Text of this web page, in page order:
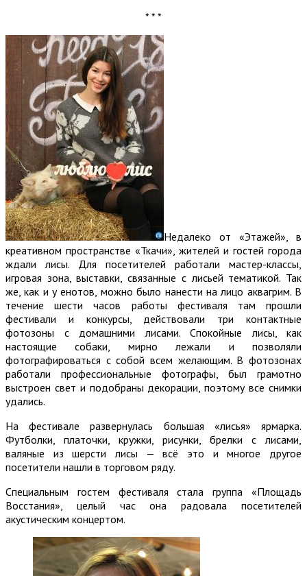
* * *
Недалеко от «Этажей», в
креативном пространстве «Ткачи», жителей и гостей города
ждали лисы. Для посетителей работали мастер-классы,
игровая зона, выставки, связанные с лисьей тематикой. Так
же, как и у енотов, можно было нанести на лицо аквагрим. В
течение шести часов работы фестиваля там прошли
фестивали и конкурсы, действовали три контактные
фотозоны с домашними лисами. Спокойные лисы, как
настоящие собаки, мирно лежали и позволяли
фотографироваться с собой всем желающим. В фотозонах
работали профессиональные фотографы, был грамотно
выстроен свет и подобраны декорации, поэтому все снимки
удались.
На фестивале развернулась большая «лисья» ярмарка.
Футболки, платочки, кружки, рисунки, брелки с лисами,
валяные из шерсти лисы — всё это и многое другое
посетители нашли в торговом ряду.
Специальным гостем фестиваля стала группа «Площадь
Восстания», целый час она радовала посетителей
акустическим концертом.